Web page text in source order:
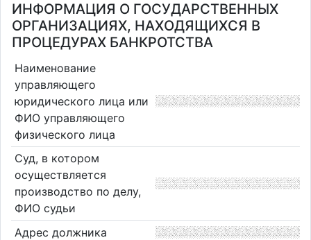
ИНФОРМАЦИЯ О ГОСУДАРСТВЕННЫХ
ОРГАНИЗАЦИЯХ, НАХОДЯЩИХСЯ В
ПРОЦЕДУРАХ БАНКРОТСТВА
Наименование
управляющего
юридического лица или
ФИО управляющего
физического лица
Суд, в котором
осуществляется
производство по делу,
ФИО судьи
Адрес должника